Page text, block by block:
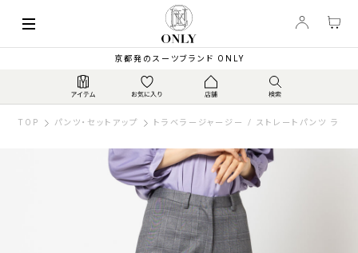
京都発のスーツブランド ONLY
TOP パンツ・セットアップ トラベラージャージー / ストレートパンツ ライト